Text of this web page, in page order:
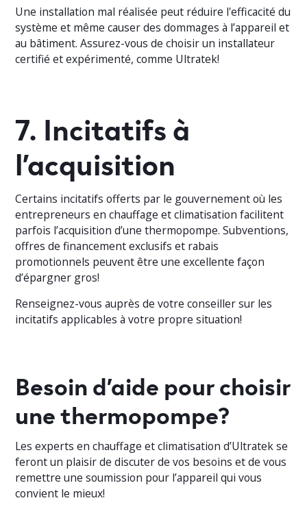
Une installation mal réalisée peut réduire l'efficacité du
système et même causer des dommages à l’appareil et
au bâtiment. Assurez-vous de choisir un installateur
certifié et expérimenté, comme Ultratek!
7. Incitatifs à
l’acquisition
Certains incitatifs offerts par le gouvernement où les
entrepreneurs en chauffage et climatisation facilitent
parfois l’acquisition d’une thermopompe. Subventions,
offres de financement exclusifs et rabais
promotionnels peuvent être une excellente façon
d’épargner gros!
Renseignez-vous auprès de votre conseiller sur les
incitatifs applicables à votre propre situation!
Besoin d’aide pour choisir
une thermopompe?
Les experts en chauffage et climatisation d’Ultratek se
feront un plaisir de discuter de vos besoins et de vous
remettre une soumission pour l’appareil qui vous
convient le mieux!